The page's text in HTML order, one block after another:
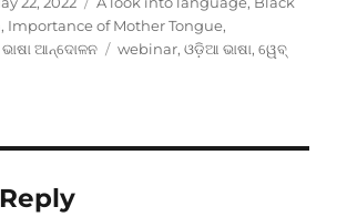
, Importance of Mother Tongue,
ଭାଷା ଆନ୍ଦୋଳନ Tags
webinar,ଓଡ଼ିଆ ଭାଷା,ୱେବ୍